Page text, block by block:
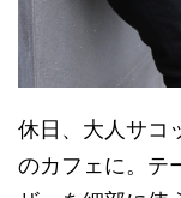
休日、大人サコ
のカフェに。テ